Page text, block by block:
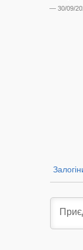
— 30/09/